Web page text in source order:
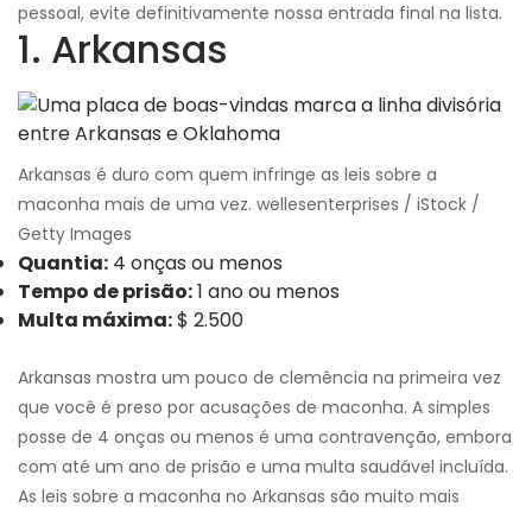
pessoal, evite definitivamente nossa entrada final na lista.
1. Arkansas
Arkansas é duro com quem infringe as leis sobre a
maconha mais de uma vez. wellesenterprises / iStock /
Getty Images
Quantia: 4 onças ou menos
Tempo de prisão:1 ano ou menos
Multa máxima:$ 2.500
Arkansas mostra um pouco de clemência na primeira vez
que você é preso por acusações de maconha. A simples
posse de 4 onças ou menos é uma contravenção, embora
com até um ano de prisão e uma multa saudável incluída.
As leis sobre a maconha no Arkansas são muito mais